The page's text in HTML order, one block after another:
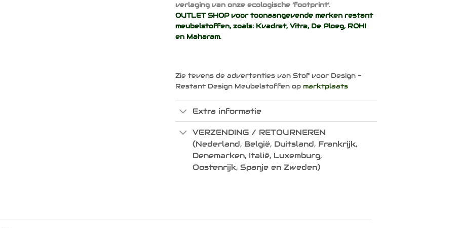
verlaging van onze ecologische ‘footprint’.
OUTLET SHOP voor toonaangevende merken restant
meubelstoffen, zoals: Kvadrat, Vitra, De Ploeg, ROHI
en Maharam.
Zie tevens de advertenties van Stof voor Design -
Restant Design Meubelstoffen op marktplaats
Extra informatie
VERZENDING / RETOURNEREN
(Nederland, België, Duitsland, Frankrijk,
Denemarken, Italië, Luxemburg,
Oostenrijk, Spanje en Zweden)